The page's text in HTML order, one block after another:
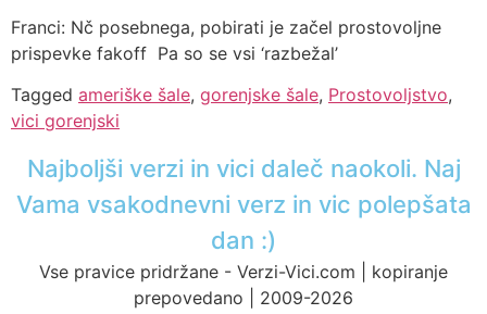
Franci: Nč posebnega, pobirati je začel prostovoljne
prispevke fakoff Pa so se vsi ‘razbežal’
Tagged ameriške šale, gorenjske šale, Prostovoljstvo,
vici gorenjski
Najboljši verzi in vici daleč naokoli. Naj
Vama vsakodnevni verz in vic polepšata
dan :)
Vse pravice pridržane - Verzi-Vici.com | kopiranje
prepovedano | 2009-2026